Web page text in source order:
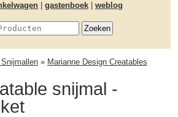
gastenboek weblog
» Marianne Design Creatables
snijmal -